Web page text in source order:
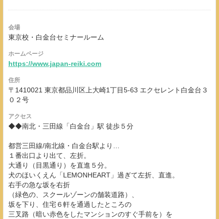
会場
東京校・白金台セミナールーム
ホームページ
https://www.japan-reiki.com
住所
〒1410021 東京都品川区上大崎1丁目5-63 エクセレント白金台３
０２号
アクセス
◆◆南北・三田線「白金台」駅 徒歩５分
都営三田線/南北線・白金台駅より…
１番出口より出て、左折。
大通り（目黒通り）を直進５分。
犬のほいくえん「LEMONHEART」過ぎて左折、直進。
右手の急な坂を右折
（緑色の、スクールゾーンの舗装道路）、
坂を下り、住宅６軒を通過したところの
三叉路（暗い赤色をしたマンションのすぐ手前を）を